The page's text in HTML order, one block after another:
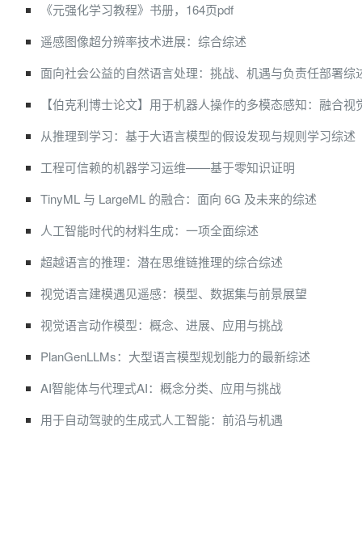
《元强化学习教程》书册，164页pdf
遥感图像超分辨率技术进展：综合综述
面向社会公益的自然语言处理：挑战、机遇与负责任部署综
【伯克利博士论文】用于机器人操作的多模态感知：融合视
从推理到学习：基于大语言模型的假设发现与规则学习综述
工程可信赖的机器学习运维——基于零知识证明
TinyML 与 LargeML 的融合：面向 6G 及未来的综述
人工智能时代的材料生成：一项全面综述
超越语言的推理：潜在思维链推理的综合综述
视觉语言建模遇见遥感：模型、数据集与前景展望
视觉语言动作模型：概念、进展、应用与挑战
PlanGenLLMs：大型语言模型规划能力的最新综述
AI智能体与代理式AI：概念分类、应用与挑战
用于自动驾驶的生成式人工智能：前沿与机遇